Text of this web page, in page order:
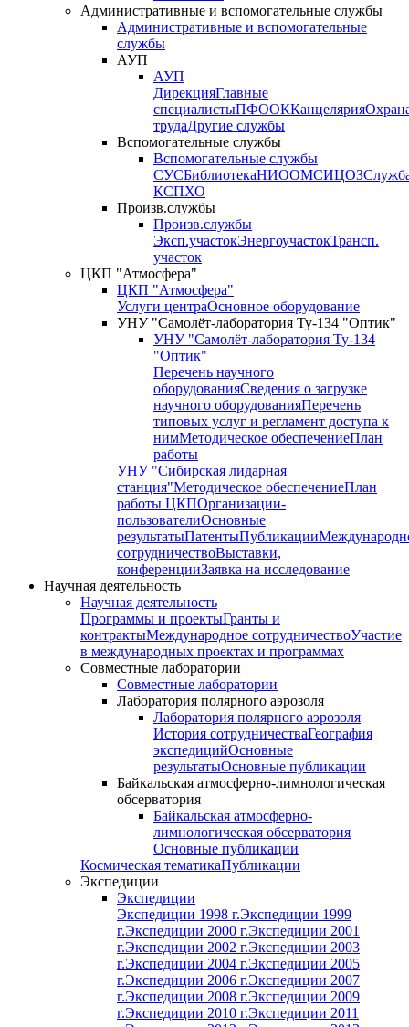
Административные и вспомогательные службы
Административные и вспомогательные
службы
АУП
АУП
ДирекцияГлавные
специалистыПФООККанцелярия
трудаДругие службы
Вспомогательные службы
Вспомогательные службы
СУСБиблиотекаНИООМСИЦОЗ
КСПХО
Произв.службы
Произв.службы
Эксп.участокЭнергоучастокТрансп.
участок
ЦКП "Атмосфера"
ЦКП "Атмосфера"
Услуги центраОсновное оборудование
УНУ "Самолёт-лаборатория Ту-134 "Оптик"
УНУ "Самолёт-лаборатория Ту-134
"Оптик"
Перечень научного
оборудованияСведения о загрузке
научного оборудованияПеречень
типовых услуг и регламент доступа к
нимМетодическое обеспечениеПлан
работы
УНУ "Сибирская лидарная
станция"Методическое обеспечениеПлан
работы ЦКПОрганизации-
пользователиОсновные
результатыПатентыПубликации
сотрудничествоВыставки,
конференцииЗаявка на исследование
Научная деятельность
Научная деятельность
Программы и проектыГранты и
контрактыМеждународное сотрудничествоУчастие
в международных проектах и программах
Совместные лаборатории
Совместные лаборатории
Лаборатория полярного аэрозоля
Лаборатория полярного аэрозоля
История сотрудничестваГеография
экспедицийОсновные
результатыОсновные публикации
Байкальская атмосферно-лимнологическая
обсерватория
Байкальская атмосферно-
лимнологическая обсерватория
Основные публикации
Космическая тематикаПубликации
Экспедиции
Экспедиции
Экспедиции 1998 г.Экспедиции 1999
г.Экспедиции 2000 г.Экспедиции 2001
г.Экспедиции 2002 г.Экспедиции 2003
г.Экспедиции 2004 г.Экспедиции 2005
г.Экспедиции 2006 г.Экспедиции 2007
г.Экспедиции 2008 г.Экспедиции 2009
г.Экспедиции 2010 г.Экспедиции 2011